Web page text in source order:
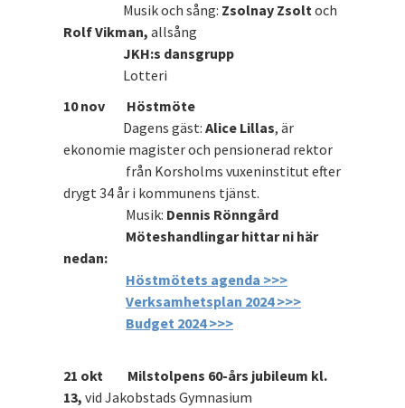
Musik och sång: Zsolnay Zsoltoch
Rolf Vikman, allsång
JKH:s dansgrupp
Lotteri
10 nov
Höstmöte
Dagens gäst: Alice Lillas, är
ekonomie magister och pensionerad rektor
från Korsholms vuxeninstitut efter
drygt 34 år i kommunens tjänst.
Musik: Dennis Rönngård
Möteshandlingar hittar ni här
nedan:
Höstmötets agenda >>>
Verksamhetsplan 2024 >>>
Budget 2024 >>>
21 okt Milstolpens 60-års jubileum kl.
13, vid Jakobstads Gymnasium